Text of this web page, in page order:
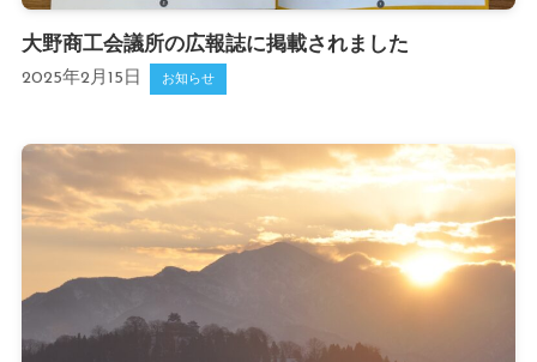
大野商工会議所の広報誌に掲載されました
2025年2月15日 お知らせ